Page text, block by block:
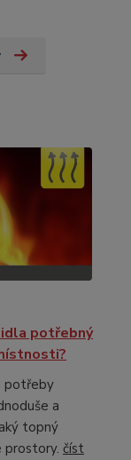
potřebný
potřeby
a
topný
číst